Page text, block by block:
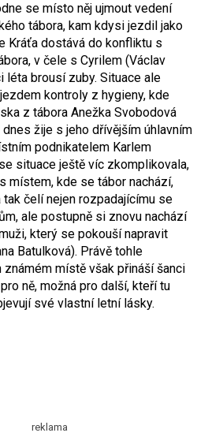
se místo něj ujmout vedení
tábora, kam kdysi jezdil jako
Kráťa dostává do konfliktu s
v čele s Cyrilem (Václav
léta brousí zuby. Situace ale
kontroly z hygieny, kde
z tábora Anežka Svobodová
žije s jeho dřívějším úhlavním
podnikatelem Karlem
situace ještě víc zkomplikovala,
místem, kde se tábor nachází,
čelí nejen rozpadajícímu se
ale postupně si znovu nachází
který se pokouší napravit
Batulková). Právě tohle
místě však přináší šanci
ně, možná pro další, kteří tu
své vlastní letní lásky.